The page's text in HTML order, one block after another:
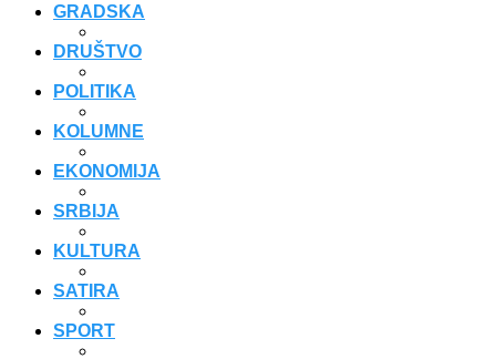
GRADSKA
DRUŠTVO
POLITIKA
KOLUMNE
EKONOMIJA
SRBIJA
KULTURA
SATIRA
SPORT